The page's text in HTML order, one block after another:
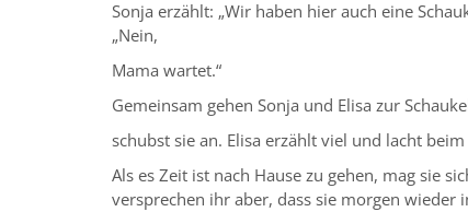
Sonja erzählt: „Wir haben hier auch eine
„Nein,
Mama wartet.“
Gemeinsam gehen Sonja und Elisa zur
schubst sie an. Elisa erzählt viel und lacht beim
Als es Zeit ist nach Hause zu gehen, mag sie
versprechen ihr aber, dass sie morgen wieder